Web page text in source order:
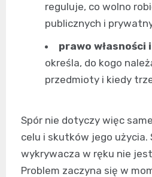
reguluje, co wolno
publicznych i
prawo własności
określa, do kogo
przedmioty i kiedy
Spór nie dotyczy więc
celu i skutków jego użycia.
wykrywacza w ręku nie
Problem zaczyna się w